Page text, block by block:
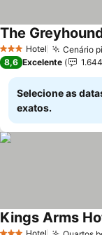
3 EstrelasHotel Cenário
The
8,6 Excelente 1.644
Selecione as
exatos.
Hotel
Kings Arms